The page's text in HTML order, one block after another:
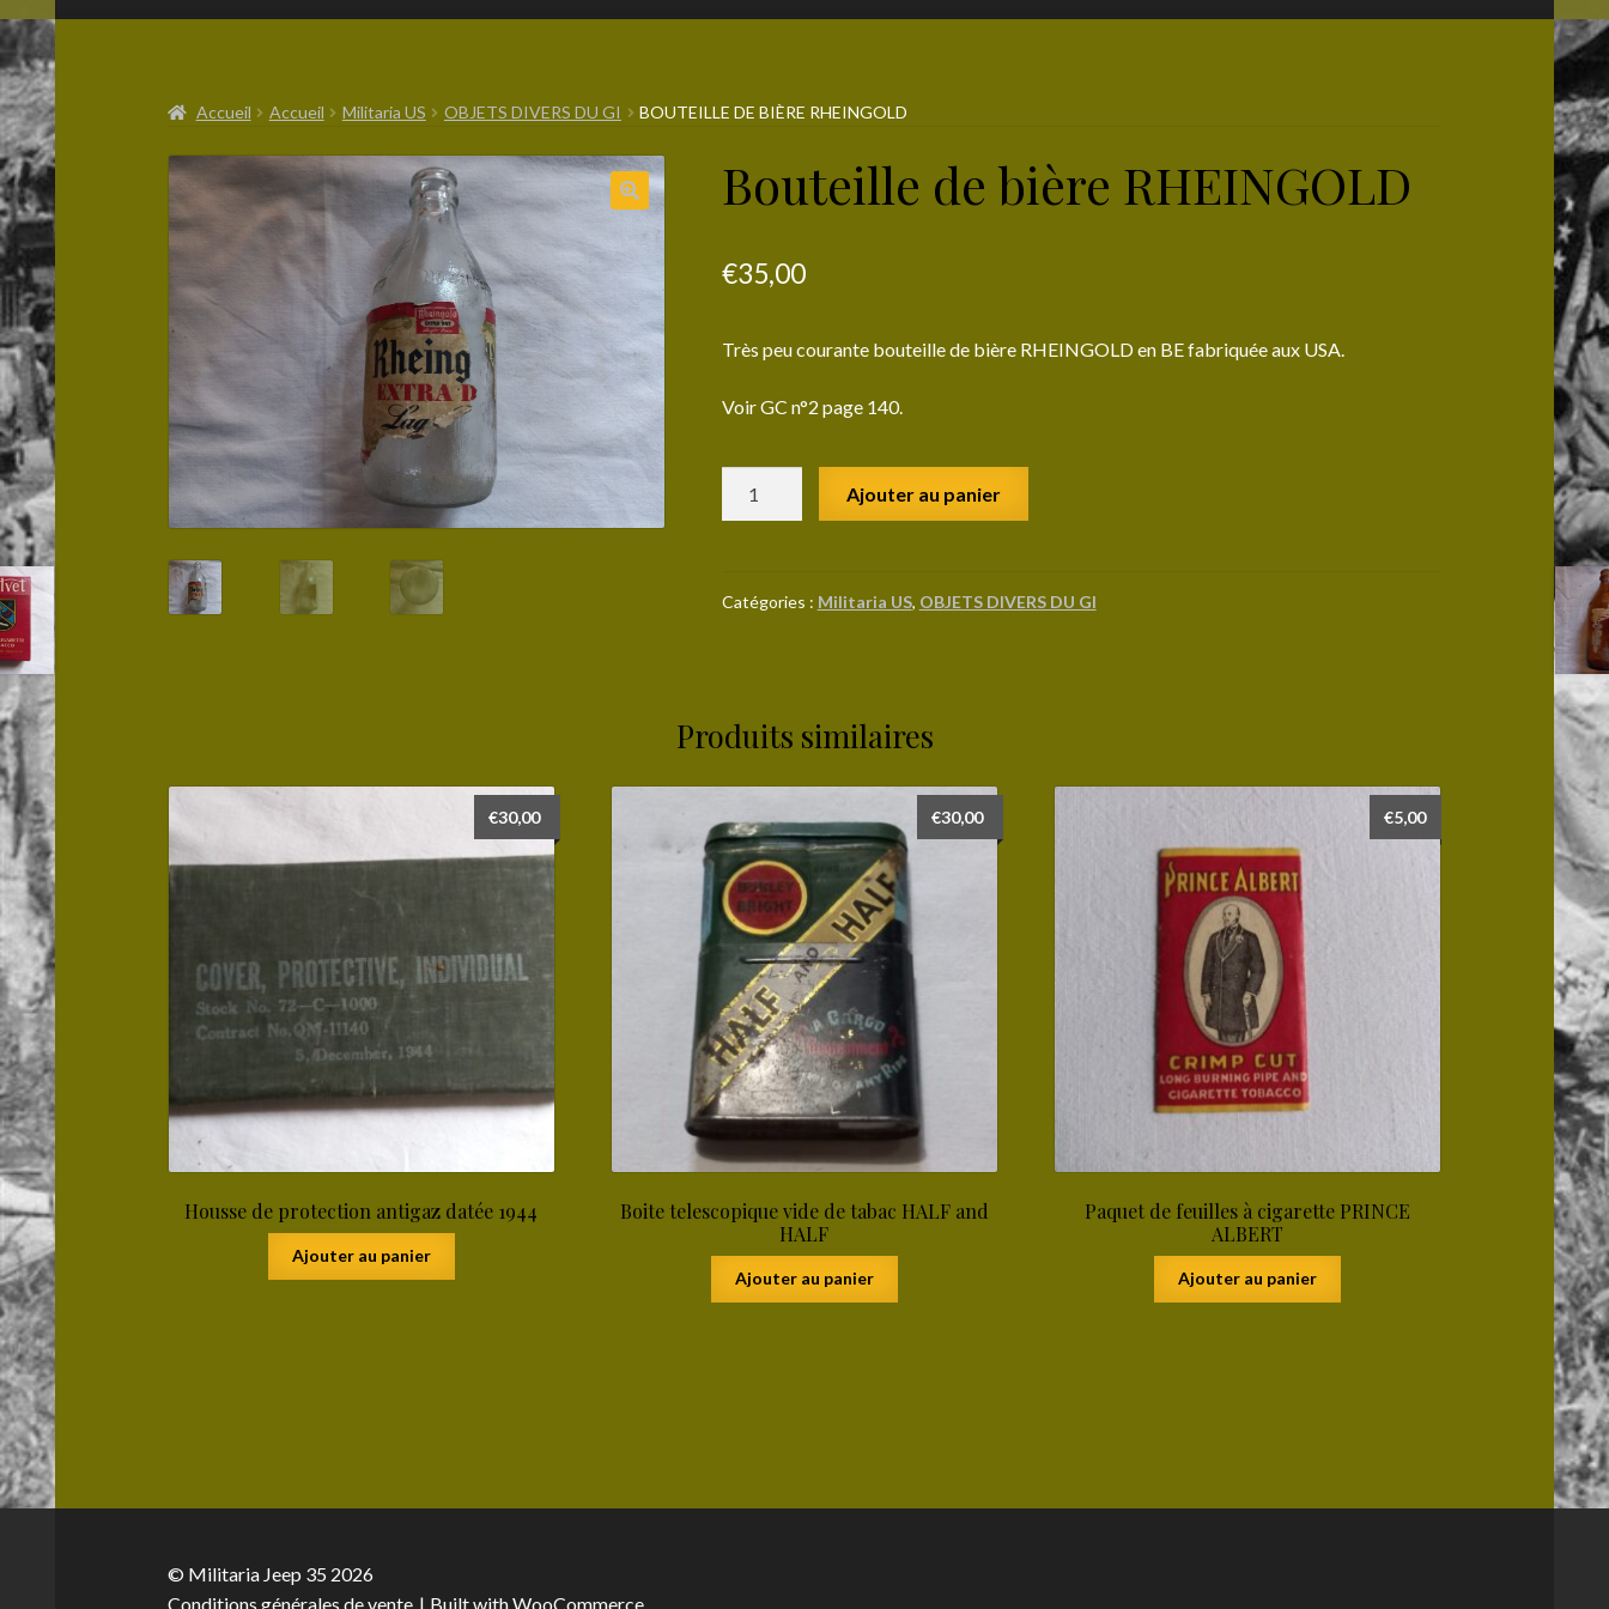
Accueil Accueil Militaria US OBJETS DIVERS DU GI BOUTEILLE DE BIÈRE RHEINGOLD
Bouteille de bière RHEINGOLD
€35,00
Très peu courante bouteille de bière RHEINGOLD en BE fabriquée aux USA.
Voir GC n°2 page 140.
bière
Ajouter au panier
Catégories : Militaria US, OBJETS DIVERS DU GI
Produits similaires
Housse de protection antigaz datée 1944
€30,00
Ajouter au panier
Boite telescopique vide de tabac HALF and
HALF
€30,00
Ajouter au panier
Paquet de feuilles à cigarette PRINCE
ALBERT
€5,00
Ajouter au panier
© Militaria Jeep 35 2026
Conditions générales de vente
Built with WooCommerce